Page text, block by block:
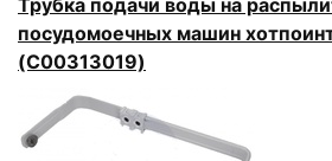
Трубка подачи воды на
посудомоечных машин
(C00313019)